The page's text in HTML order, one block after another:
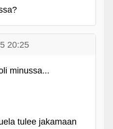
20:25
minussa...
tulee jakamaan